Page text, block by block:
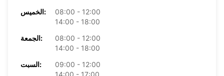
الخميس:
08:00 - 12:00
14:00 - 18:00
الجمعة:
08:00 - 12:00
14:00 - 18:00
السبت:
09:00 - 12:00
14:00 - 17:00